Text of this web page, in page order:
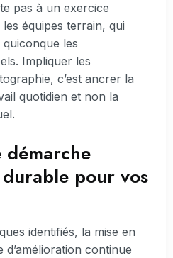
pas à un exercice
équipes terrain, qui
les
Impliquer les
c’est ancrer la
quotidien et non la
pour vos
identifiés, la mise en
continue